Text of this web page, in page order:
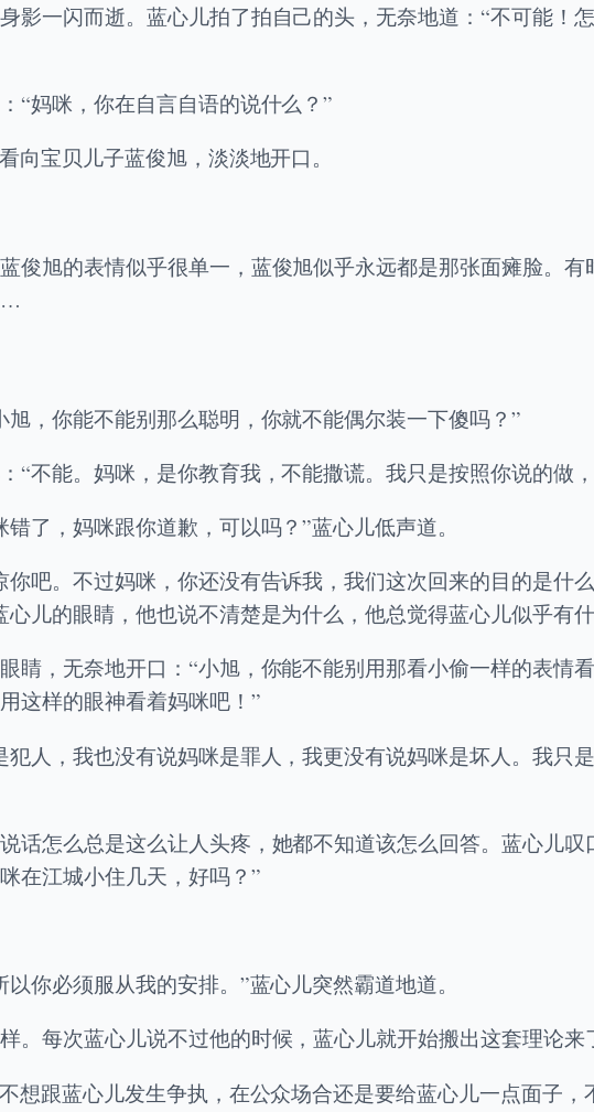
影一闪而逝。蓝心儿拍了拍自己的头，无奈地道：“不可能！
“妈咪，你在自言自语的说什么？”
向宝贝儿子蓝俊旭，淡淡地开口。
俊旭的表情似乎很单一，蓝俊旭似乎永远都是那张面瘫脸。
，你能不能别那么聪明，你就不能偶尔装一下傻吗？”
“不能。妈咪，是你教育我，不能撒谎。我只是按照你说的做
了，妈咪跟你道歉，可以吗？”蓝心儿低声道。
吧。不过妈咪，你还没有告诉我，我们这次回来的目的是什
儿的眼睛，他也说不清楚是为什么，他总觉得蓝心儿似乎有什
睛，无奈地开口：“小旭，你能不能别用那看小偷一样的表情
这样的眼神看着妈咪吧！”
人，我也没有说妈咪是罪人，我更没有说妈咪是坏人。我只
话怎么总是这么让人头疼，她都不知道该怎么回答。蓝心儿
在江城小住几天，好吗？”
你必须服从我的安排。”蓝心儿突然霸道地道。
。每次蓝心儿说不过他的时候，蓝心儿就开始搬出这套理论来
想跟蓝心儿发生争执，在公众场合还是要给蓝心儿一点面子，